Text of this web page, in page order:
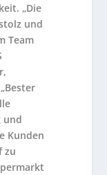
„Die
und
Team
und
Kunden
zu